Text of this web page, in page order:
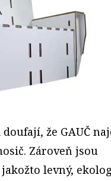
že GAUČ
Zároveň jsou
levný,